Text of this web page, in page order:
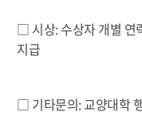
□ 시상: 수상자 개별 연
지급
□ 기타문의: 교양대학